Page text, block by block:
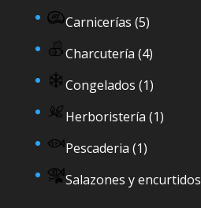
Carnicerías (5)
Charcutería (4)
Congelados (1)
Herboristería (1)
Pescaderia (1)
Salazones y encurtidos